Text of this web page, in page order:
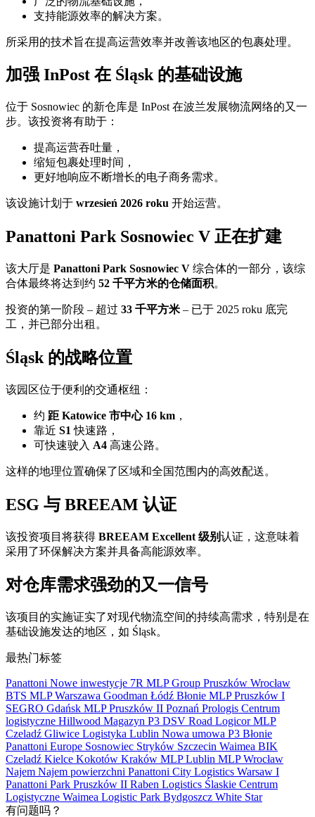
支持能源效率的解决方案。
所采用的技术旨在提高运营效率并改善该地区的包裹处理。
加强 InPost 在 Śląsk 的基础设施
位于 Sosnowiec 的新仓库是 InPost 在波兰发展物流网络的又一
步。该投资将有助于：
提高运营吞吐量，
缩短包裹处理时间，
更好地响应不断增长的电子商务需求。
该设施计划于 wrzesień 2026 roku 开始运营。
Panattoni Park Sosnowiec V 正在扩建
该大厅是 Panattoni Park Sosnowiec V 综合体的一部分，该综
合体最终将达到约 52 千平方米的仓储面积。
投资的第一阶段 – 超过 33 千平方米 – 已于 2025 roku 底完
工，并已部分出租。
Śląsk 的战略位置
该园区位于便利的交通枢纽：
约 距 Katowice 市中心 16 km ，
靠近 S1 快速路，
可快速驶入 A4 高速公路。
这样的地理位置确保了区域和全国范围内的高效配送。
ESG 与 BREEAM 认证
该投资项目将获得 BREEAM Excellent 级别认证，这意味着
采用了环保解决方案并具备高能源效率。
对仓库需求强劲的又一信号
该项目的实施证实了对现代物流空间的持续高需求，特别是在
基础设施发达的地区，如 Śląsk。
最热门标签
Panattoni Nowe inwestycje 7R MLP Group Pruszków Wrocław
BTS MLPWarszawa Goodman Łódź Błonie MLP Pruszków I
SEGRO Gdańsk MLP Pruszków II Poznań Prologis Centrum
logistyczne Hillwood Magazyn P3 DSV Road LogicorMLP
Czeladź Gliwice Logistyka Lublin Nowa umowa P3 Błonie
Panattoni Europe Sosnowiec Stryków Szczecin Waimea BIK
Czeladź Kielce Kokotów Kraków MLP Lublin MLP Wrocław
Najem Najem powierzchni Panattoni City Logistics Warsaw I
Panattoni Park Pruszków II Raben Logistics Ślaskie Centrum
Logistyczne Waimea Logistic Park Bydgoszcz White Star
有问题吗？